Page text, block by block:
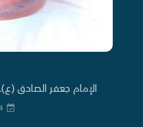
الإمام جعفر الصادق